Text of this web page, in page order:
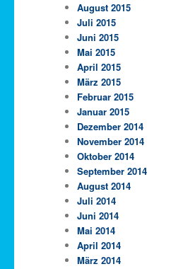
August 2015
Juli 2015
Juni 2015
Mai 2015
April 2015
März 2015
Februar 2015
Januar 2015
Dezember 2014
November 2014
Oktober 2014
September 2014
August 2014
Juli 2014
Juni 2014
Mai 2014
April 2014
März 2014